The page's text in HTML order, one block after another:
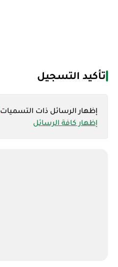
تأكيد التسجيل
‏إظهار الرسائل ذات التسميات
إظهار كافة الرسائل